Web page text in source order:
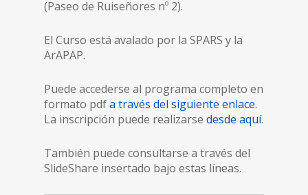
(Paseo de Ruiseñores nº 2).
El Curso está avalado por la SPARS y la
ArAPAP.
Puede accederse al programa completo en
formato pdfa través del siguiente enlace.
La inscripción puede realizarse desde aquí.
También puede consultarse a través del
SlideShare insertado bajo estas líneas.